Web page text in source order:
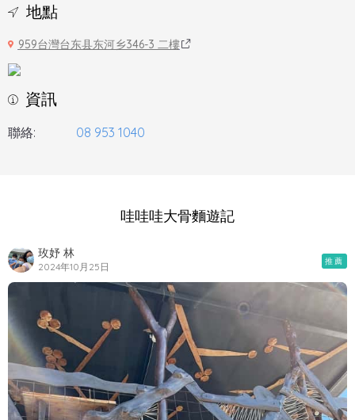
地點
959台灣台东县东河乡346-3 二樓
資訊
聯絡: 08 953 1040
哇哇哇大骨麵遊記
玫妤 林
2024年10月25日 推薦